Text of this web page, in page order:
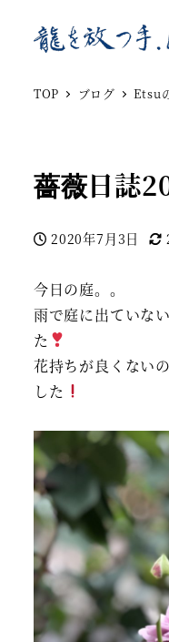
TOP ブログ Etsu
薔薇日誌
投稿日
2020年7月3日
更
今日の庭。。
雨で庭に出ていな
た
花持ちが良くない
した